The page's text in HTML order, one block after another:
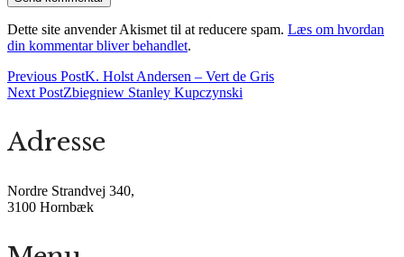
Dette site anvender Akismet til at reducere spam. Læs om hvordan
din kommentar bliver behandlet.
Previous PostK. Holst Andersen – Vert de Gris
Next PostZbiegniew Stanley Kupczynski
Adresse
Nordre Strandvej 340,
3100 Hornbæk